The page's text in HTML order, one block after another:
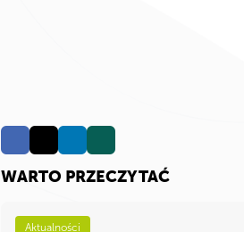
WARTO PRZECZYTAĆ
Aktualności